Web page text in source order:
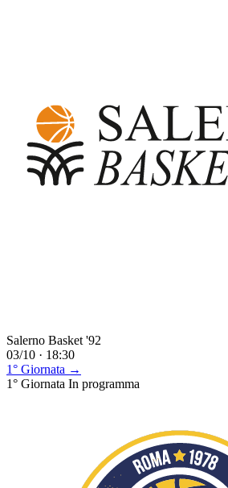
Salerno Basket '92
03/10 · 18:30
1° Giornata →
1° Giornata In programma